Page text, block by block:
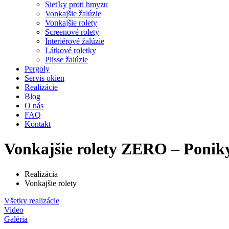
Sieťky proti hmyzu
Vonkajšie žalúzie
Vonkajšie rolety
Screenové rolety
Interiérové žalúzie
Látkové roletky
Plisse žalúzie
Pergoly
Servis okien
Realizácie
Blog
O nás
FAQ
Kontakt
Vonkajšie rolety ZERO –
Realizácia
Vonkajšie rolety
Všetky realizácie
Video
Galéria